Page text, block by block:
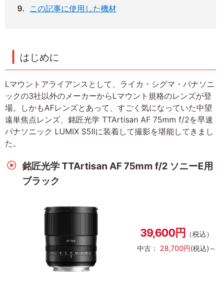
この記事に使用した機材
はじめに
Lマウントアライアンスとして、ライカ・シグマ・パナソニ
ックの3社以外のメーカーからLマウント規格のレンズが登
場。しかもAFレンズとあって、すごく気になっていた中望
遠単焦点レンズ、銘匠光学 TTArtisan AF 75mm f/2を早速
パナソニック LUMIX S5IIに装着して撮影を堪能してきまし
た。
銘匠光学 TTArtisan AF 75mm f/2 ソニーE用
ブラック
39,600円 （税込）
中古： 28,700円(税込)～